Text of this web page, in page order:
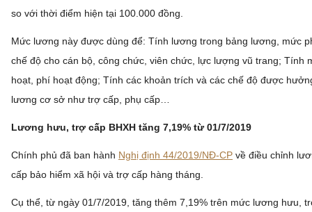
so với thời điểm hiện tại 100.000 đồng.
Mức lương này được dùng để: Tính lương trong bảng lương, mức
chế độ cho cán bộ, công chức, viên chức, lực lượng vũ trang; Tính
hoạt, phí hoạt động; Tính các khoản trích và các chế độ được
lương cơ sở như trợ cấp, phụ cấp…
Lương hưu, trợ cấp BHXH tăng 7,19% từ 01/7/2019
Chính phủ đã ban hành Nghị định 44/2019/NĐ-CP về điều chỉnh
cấp bảo hiểm xã hội và trợ cấp hàng tháng.
Cụ thể, từ ngày 01/7/2019, tăng thêm 7,19% trên mức lương hưu,